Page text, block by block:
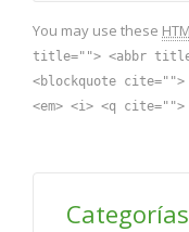
You may use these
title=""> <abbr
<blockquote
<em> <i> <q
Categorías